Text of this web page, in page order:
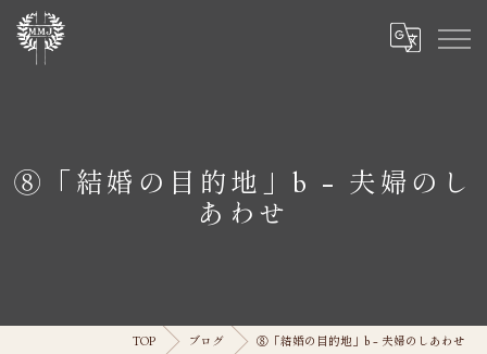
⑧「結婚の目的地」b - 夫婦のし
あわせ
TOP ブログ ⑧「結婚の目的地」b - 夫婦のしあわせ